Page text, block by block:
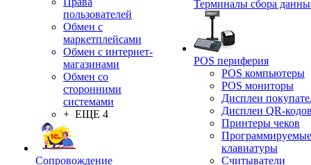
пользователей
Обмен с
маркетплейсами
Обмен с интернет-
магазинами
Обмен со
сторонними
системами
+ ЕЩЕ 4
Сопровождение
Терминалы сбора
POS периферия
POS компьютеры
POS мониторы
Дисплеи
Дисплеи QR-
Принтеры чеков
Программируемые
клавиатуры
Считыватели